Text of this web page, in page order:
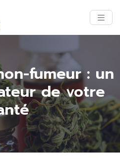
fumeur : un
de votre